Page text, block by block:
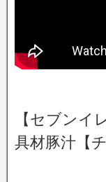
【セブン
具材豚汁【